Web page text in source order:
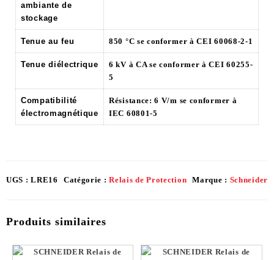
ambiante de
stockage
Tenue au feu 850 °C se conformer à CEI 60068-2-1
Tenue diélectrique
6 kV à CA se conformer à CEI 60255-
5
Compatibilité
électromagnétique
Résistance: 6 V/m se conformer à
IEC 60801-5
UGS :LRE16 Catégorie :Relais de Protection Marque : Schneider
Produits similaires